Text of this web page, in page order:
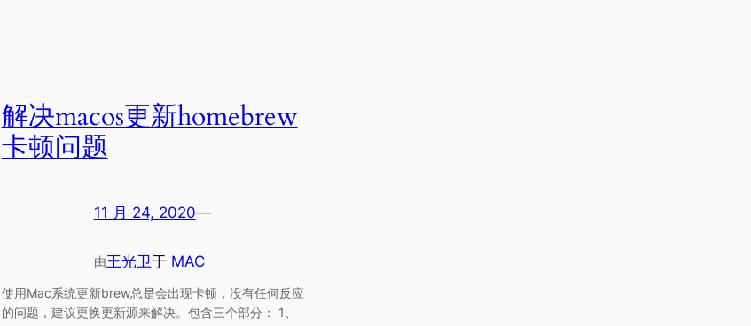
解决macos更新homebrew
卡顿问题
11 月 24, 2020—
由王光卫于 MAC
使用Mac系统更新brew总是会出现卡顿，没有任何反应
的问题，建议更换更新源来解决。包含三个部分： 1、